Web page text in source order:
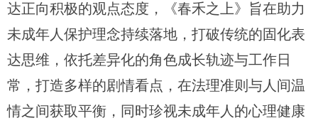
达正向积极的观点态度，《春禾之上》旨在助力
未成年人保护理念持续落地，打破传统的固化表
达思维，依托差异化的角色成长轨迹与工作日
常，打造多样的剧情看点，在法理准则与人间温
情之间获取平衡，同时珍视未成年人的心理健康